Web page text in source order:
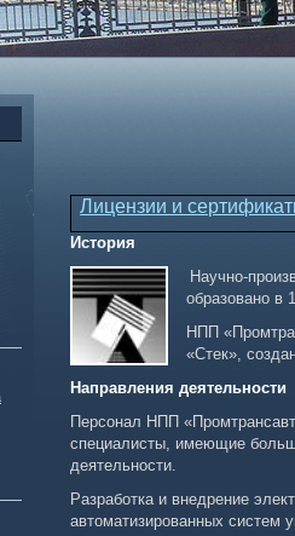
Лицензии и
История
Научно-
образовано в
НПП
«Стек»,
Направления деятельности
Персонал НПП
специалисты, имеющие
деятельности.
Разработка и внедрение
автоматизированных систем